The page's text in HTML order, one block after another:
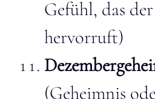
Gefühl, das
hervorruft)
(Geheimnis